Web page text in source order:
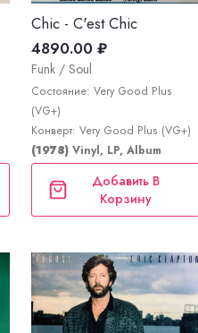
Chic - C'est Chic
4890.00 ₽
Funk / Soul
Состояние: Very Good Plus
(VG+)
Конверт: Very Good Plus (VG+)
(1978) Vinyl, LP, Album
Добавить В
Корзину